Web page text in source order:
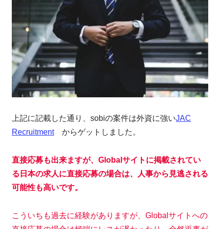
上記に記載した通り、sobiの案件は外資に強いJAC
Recruitmentからゲットしました。
直接応募も出来ますが、Globalサイトに掲載されてい
る日本の求人に直接応募の場合は、人事から見逃される
可能性も高いです。
こういちも過去に経験がありますが、Globalサイトへの